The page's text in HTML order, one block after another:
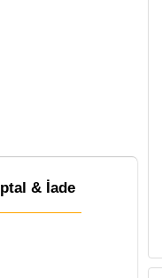
İptal & İade